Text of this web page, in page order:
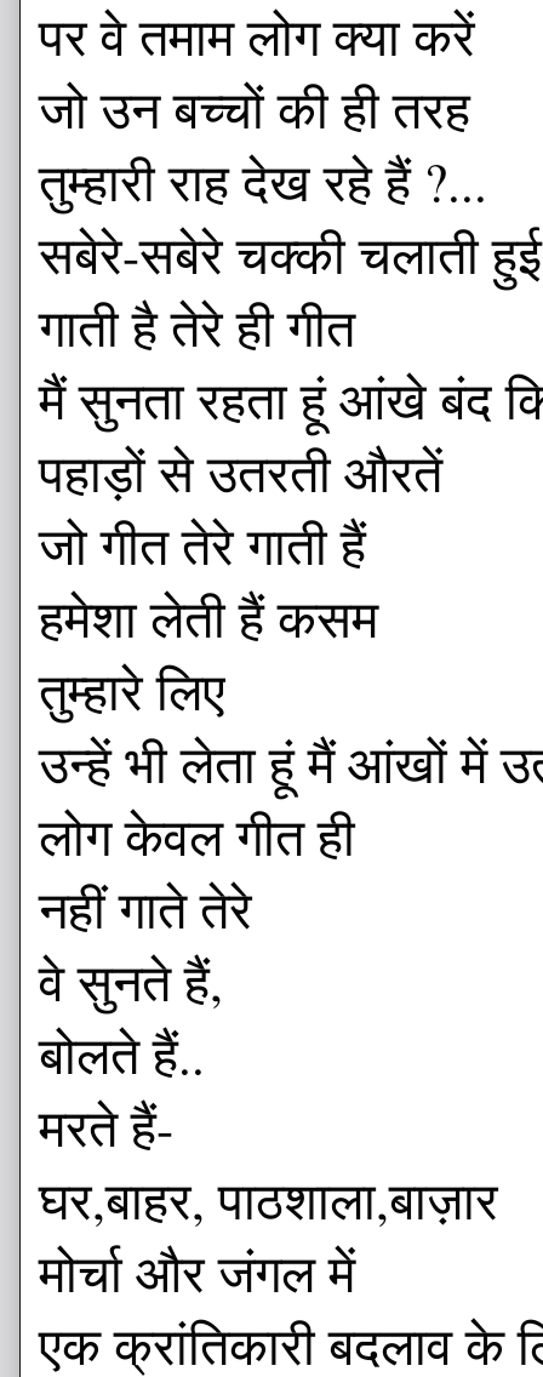
पर वे तमाम लोग क्या करें
जो उन बच्चों की ही तरह
तुम्हारी राह देख रहे हैं ?...
सबेरे-सबेरे चक्की चलाती
गाती है तेरे ही गीत
मैं सुनता रहता हूं आंखे बंद
पहाड़ों से उतरती औरतें
जो गीत तेरे गाती हैं
हमेशा लेती हैं कसम
तुम्हारे लिए
उन्हें भी लेता हूं मैं आंखों में
लोग केवल गीत ही
नहीं गाते तेरे
वे सुनते हैं,
बोलते हैं..
मरते हैं-
घर,बाहर, पाठशाला,बाज़ार
मोर्चा और जंगल में
एक क्रांतिकारी बदलाव के